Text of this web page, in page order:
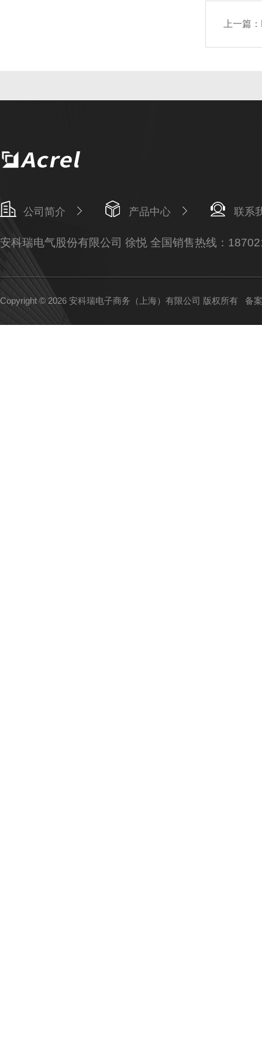
上一篇：
公司简介 产品中心 联系
安科瑞电气股份有限公司 徐悦 全国销售热线：
Copyright © 2026 安科瑞电子商务（上海）有限公司 版权所有 备